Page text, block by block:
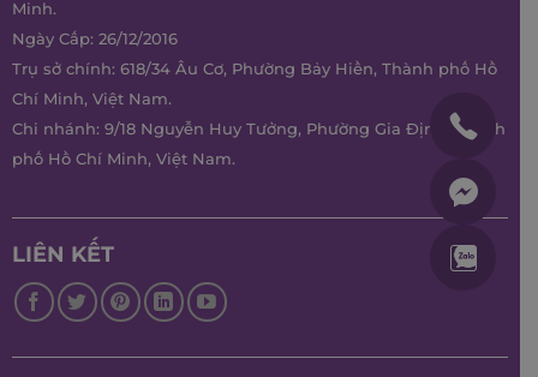
Minh.
Ngày Cấp: 26/12/2016
Trụ sở chính: 618/34 Âu Cơ, Phường Bảy Hiền, Thành phố Hồ
Chí Minh, Việt Nam.
Chi nhánh: 9/18 Nguyễn Huy Tưởng, Phường Gia Định, Thành
phố Hồ Chí Minh, Việt Nam.
LIÊN KẾT